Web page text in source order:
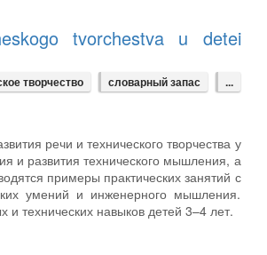
tvorchestva u detei
творчество словарный запас ...
речи и технического творчества у
и развития технического мышления, а
примеры практических занятий с
умений и инженерного мышления.
технических навыков детей 3–4 лет.